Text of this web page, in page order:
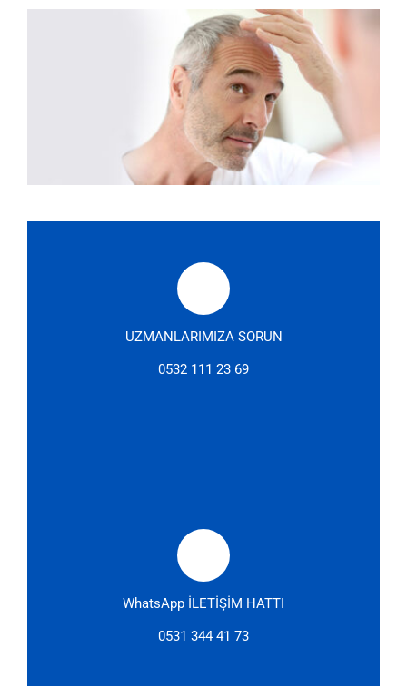
UZMANLARIMIZA SORUN
0532 111 23 69
WhatsApp İLETİŞİM HATTI
0531 344 41 73